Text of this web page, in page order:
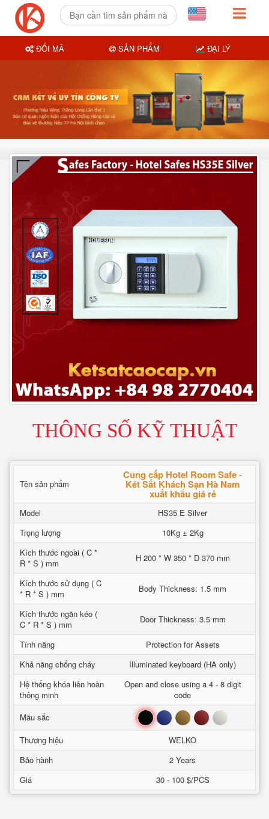
THÔNG SỐ KỸ THUẬT
Tên sản phẩm
Cung cấp Hotel Room Safe -
Két Sắt Khách Sạn Hà Nam
xuất khẩu giá rẻ
Model
HS35 E Silver
Trọng lượng
10Kg ± 2Kg
Kích thước ngoài ( C *
R * S ) mm
H 200 * W 350 * D 370 mm
Kích thước sử dụng ( C
* R * S ) mm
Body Thickness: 1.5 mm
Kích thước ngăn kéo (
C * R * S ) mm
Door Thickness: 3.5 mm
Tính năng
Protection for Assets
Khả năng chống cháy
Illuminated keyboard (HA only)
Hệ thống khóa liên hoàn
thông minh
Open and close using a 4 - 8 digit
code
Mầu sắc
Đen Xanh Nâu Đỏ Trắng
Thương hiệu
WELKO
Bảo hành
2 Years
Giá
30 - 100 $/PCS
ĐỔI MÃ SẢN PHẨM ĐẠI LÝ